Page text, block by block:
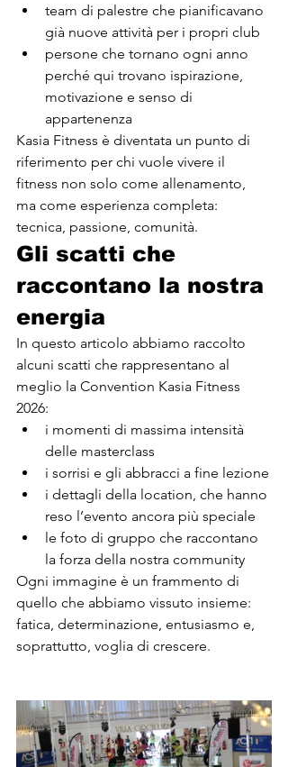
team di palestre che pianificavano
già nuove attività per i propri club
persone che tornano ogni anno
perché qui trovano ispirazione,
motivazione e senso di
appartenenza
Kasia Fitness è diventata un punto di
riferimento per chi vuole vivere il
fitness non solo come allenamento,
ma come esperienza completa:
tecnica, passione, comunità.
Gli scatti che
raccontano la nostra
energia
In questo articolo abbiamo raccolto
alcuni scatti che rappresentano al
meglio la Convention Kasia Fitness
2026:
i momenti di massima intensità
delle masterclass
i sorrisi e gli abbracci a fine lezione
i dettagli della location, che hanno
reso l’evento ancora più speciale
le foto di gruppo che raccontano
la forza della nostra community
Ogni immagine è un frammento di
quello che abbiamo vissuto insieme:
fatica, determinazione, entusiasmo e,
soprattutto, voglia di crescere.